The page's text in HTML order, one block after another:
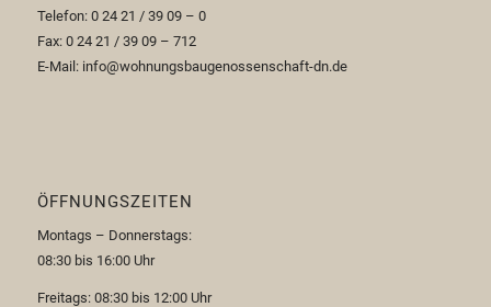
Telefon: 0 24 21 / 39 09 – 0
Fax: 0 24 21 / 39 09 – 712
E-Mail: info@wohnungsbaugenossenschaft-dn.de
ÖFFNUNGSZEITEN
Montags – Donnerstags:
08:30 bis 16:00 Uhr
Freitags: 08:30 bis 12:00 Uhr